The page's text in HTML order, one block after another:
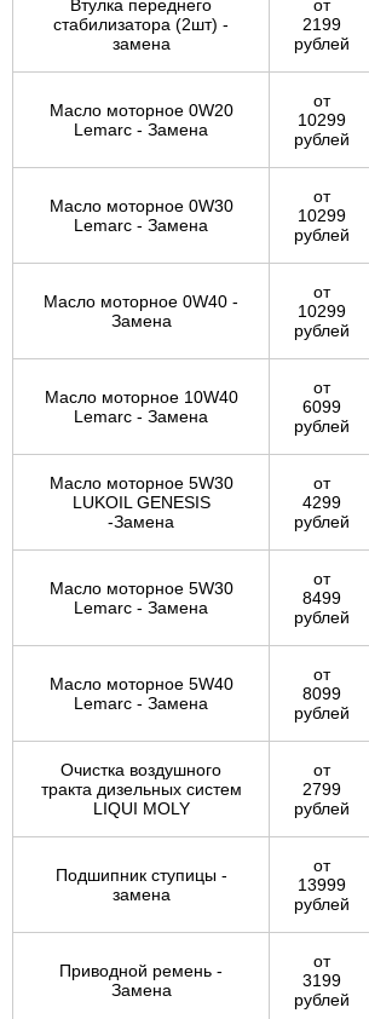
Втулка переднего
стабилизатора (2шт) -
замена
от
2199
рублей
Масло моторное 0W20
Lemarc - Замена
от
10299
рублей
Масло моторное 0W30
Lemarc - Замена
от
10299
рублей
Масло моторное 0W40 -
Замена
от
10299
рублей
Масло моторное 10W40
Lemarc - Замена
от
6099
рублей
Масло моторное 5W30
LUKOIL GENESIS
-Замена
от
4299
рублей
Масло моторное 5W30
Lemarc - Замена
от
8499
рублей
Масло моторное 5W40
Lemarc - Замена
от
8099
рублей
Очистка воздушного
тракта дизельных систем
LIQUI MOLY
от
2799
рублей
Подшипник ступицы -
замена
от
13999
рублей
Приводной ремень -
Замена
от
3199
рублей